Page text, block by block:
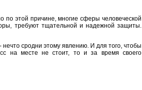
этой причине, многие сферы человеческой
требуют тщательной и надежной защиты.
сродни этому явлению. И для того, чтобы
на месте не стоит, то и за время своего